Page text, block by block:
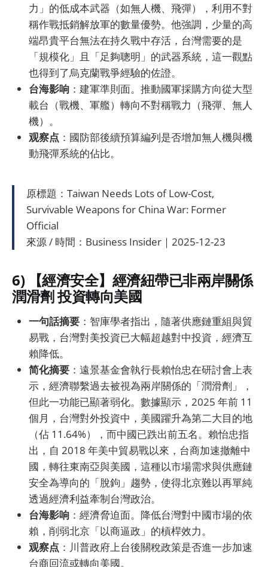
力」的低成本武器（如無人機、飛彈），利用不對
稱作戰抵銷解放軍的數量優勢。他強調，少量的高
端昂貴平台無法在持久戰中存活，台灣需要的是
「規模化」且「足夠聰明」的武器系統，這一觀點
也得到了烏克蘭戰爭經驗的佐證。
台海影响 ：建軍準則面。推動國軍採購方向從大型
載台（戰機、軍艦）轉向不對稱戰力（飛彈、無人
機）。
观察点 ：國防部後續預算編列是否增加無人機與機
動飛彈系統的佔比。
原標題：Taiwan Needs Lots of Low-Cost,
Survivable Weapons for China War: Former
Official
來源 / 時間：Business Insider｜2025-12-23
6) 【經濟安全】經濟紐帶已非兩岸關係
潤滑劑 投資轉向美國
一句話摘要 ：智庫學者指出，隨著供應鏈重組與貿
易戰，台灣對美投資已大幅超越對中投資，經濟互
賴降低。
简化摘要 ：遠景基金會執行長賴怡忠在研討會上表
示，經濟聯繫過去被視為兩岸關係的「潤滑劑」，
但此一功能已顯著弱化。數據顯示，2025 年前 11
個月，台灣對外投資中，美國躍升為第二大目的地
（佔 11.64%），而中國已跌出前五名。賴怡忠指
出，自 2018 年美中貿易戰以來，台商加速撤離中
國，轉往東南亞與美國，這種以市場需求與供應鏈
安全為導向的「脫鉤」趨勢，使得北京難以再單純
透過經濟利益牽制台灣政治。
台海影响 ：經濟脅迫面。降低台灣對中國市場的依
賴，削弱北京「以商逼政」的槓桿效力。
观察点 ：川普政府上台後關稅政策是否進一步加速
台商回流或轉向美國。